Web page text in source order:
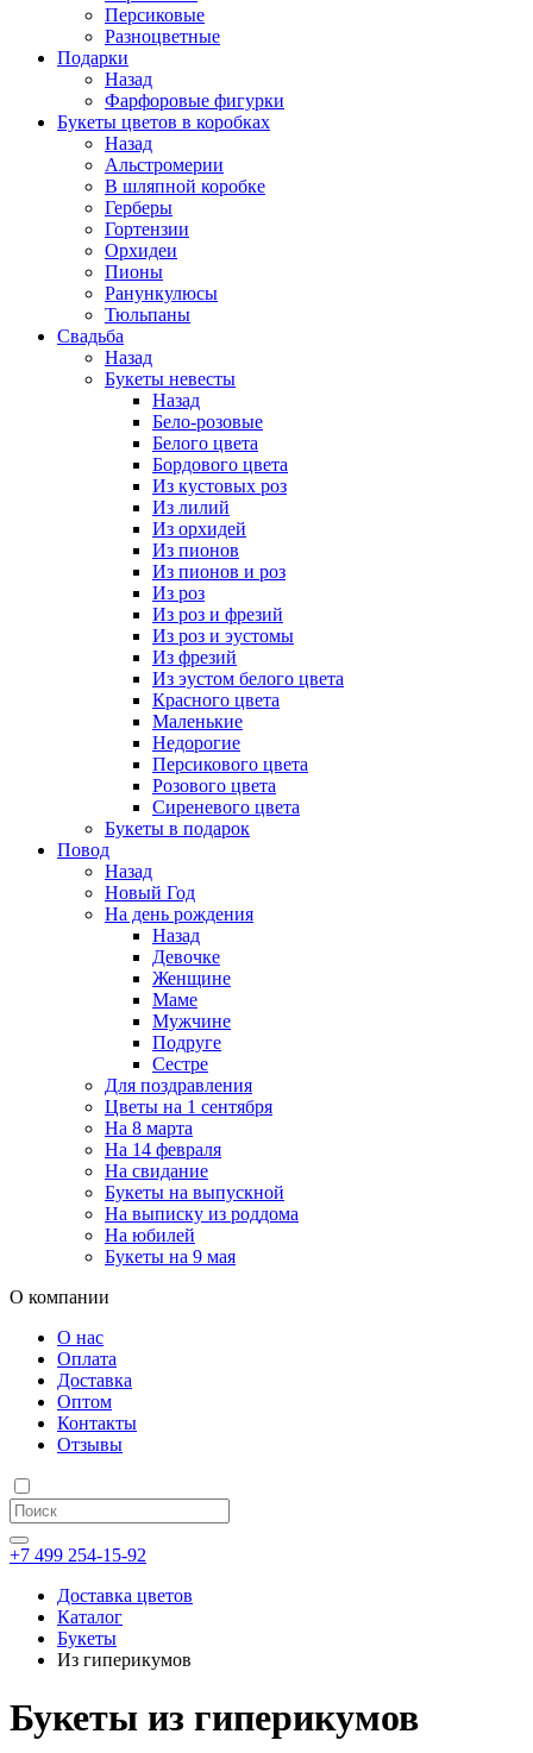
Персиковые
Разноцветные
Подарки
Назад
Фарфоровые фигурки
Букеты цветов в коробках
Назад
Альстромерии
В шляпной коробке
Герберы
Гортензии
Орхидеи
Пионы
Ранункулюсы
Тюльпаны
Свадьба
Назад
Букеты невесты
Назад
Бело-розовые
Белого цвета
Бордового цвета
Из кустовых роз
Из лилий
Из орхидей
Из пионов
Из пионов и роз
Из роз
Из роз и фрезий
Из роз и эустомы
Из фрезий
Из эустом белого цвета
Красного цвета
Маленькие
Недорогие
Персикового цвета
Розового цвета
Сиреневого цвета
Букеты в подарок
Повод
Назад
Новый Год
На день рождения
Назад
Девочке
Женщине
Маме
Мужчине
Подруге
Сестре
Для поздравления
Цветы на 1 сентября
На 8 марта
На 14 февраля
На свидание
Букеты на выпускной
На выписку из роддома
На юбилей
Букеты на 9 мая
О компании
О нас
Оплата
Доставка
Оптом
Контакты
Отзывы
+7 499 254-15-92
Доставка цветов
Каталог
Букеты
Из гиперикумов
Букеты из гиперикумов